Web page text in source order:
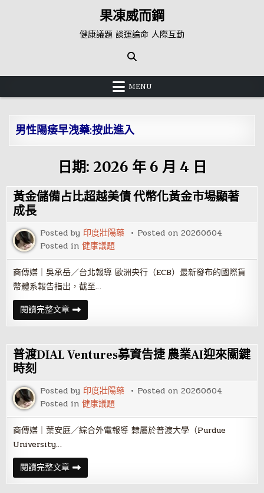
果凍威而鋼
健康議題 談運論命 人際互動
MENU
男性陽痿早洩藥:按此進入
日期: 2026 年 6 月 4 日
黃金儲備占比超越美債 代幣化黃金市場顯著
成長
Posted by 印度壯陽藥 Posted on20260604
Posted in健康議題
商傳媒｜吳承岳／台北報導 歐洲央行（ECB）最新發布的國際貨
幣體系報告指出，截至…
閱讀完整文章黃
金
儲
占
比
超
債
代
幣
化
黃
金
市
著
成
長
普渡DIAL Ventures募資告捷 農業AI迎來關鍵
時刻
Posted by 印度壯陽藥 Posted on20260604
Posted in健康議題
商傳媒｜葉安庭／綜合外電報導 隸屬於普渡大學（Purdue
University…
閱讀完整文章普
渡
DIAL